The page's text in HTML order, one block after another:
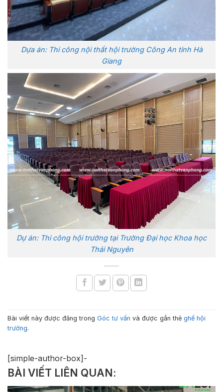
Dựa án: Thi công nội thất hội trường Công An tỉnh Hà
Giang
Dự án: Thi công hội trường tại Trường Đại học Khoa học
Thái Nguyên
Bài viết này được đăng trong Góc tư vấn và được gắn thẻ ghế hội
trường.
[simple-author-box]-
BÀI VIẾT LIÊN QUAN: